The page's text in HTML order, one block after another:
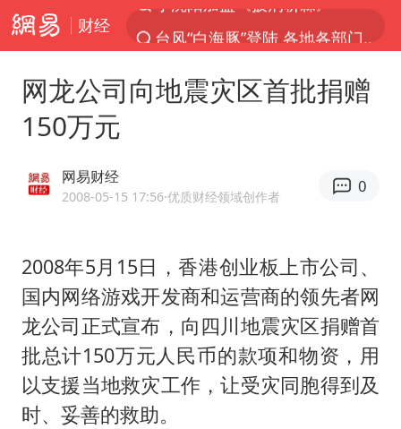
财经
人形机器人第一股
4.2平卫生间补漏注胶花1.55万
武汉3名城管协管员殴打摊主被刑拘
律师谈贾冰私人饭局被偷拍
男子结婚8年3个女儿都不是亲生
多地银行上调存款利率
面对面丨蔡磊：与渐冻症抗争 纵使不敌 也不屈服
网龙公司向地震灾区首批捐赠
150万元
网易财经
2008-05-15 17:56·优质财经领域创作者
0
2008年5月15日，香港创业板上市公司、
国内网络游戏开发商和运营商的领先者网
龙公司正式宣布，向四川地震灾区捐赠首
批总计150万元人民币的款项和物资，用
以支援当地救灾工作，让受灾同胞得到及
时、妥善的救助。